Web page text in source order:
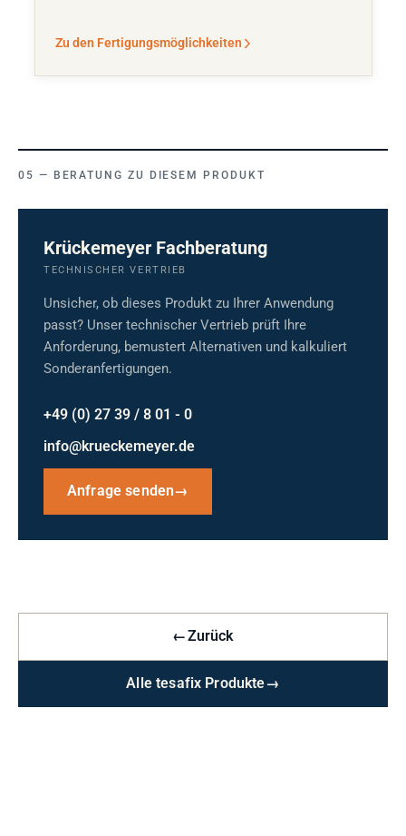
Zu den Fertigungsmöglichkeiten
BERATUNG ZU DIESEM PRODUKT
Krückemeyer Fachberatung
TECHNISCHER VERTRIEB
Unsicher, ob dieses Produkt zu Ihrer Anwendung
passt? Unser technischer Vertrieb prüft Ihre
Anforderung, bemustert Alternativen und kalkuliert
Sonderanfertigungen.
+49 (0) 27 39 / 8 01 - 0
info@krueckemeyer.de
Anfrage senden→
←Zurück
Alle tesafix Produkte→